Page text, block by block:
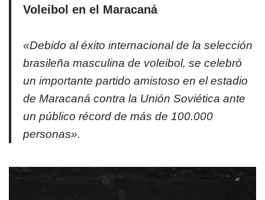
Voleibol en el Maracaná
«Debido al éxito internacional de la selección
brasileña masculina de voleibol, se celebró
un importante partido amistoso en el estadio
de Maracaná contra la Unión Soviética ante
un público récord de más de 100.000
personas».